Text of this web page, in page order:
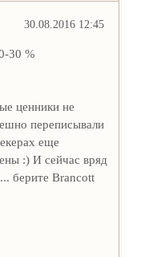
30.08.2016 12:45
30 %
ценники не
переписывали
еще
:) И сейчас вряд
берите Brancott